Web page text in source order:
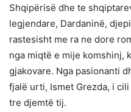
Shqipërisë dhe te
legjendare, Dardaninë,
rastesisht me ra ne dore
nga miqtë e mije komshinj,
gjakovare. Nga pasionanti
fjalë urti, Ismet Grezda, i
tre djemtë tij.